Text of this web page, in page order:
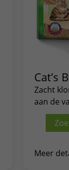
Cat’s
Zacht
aan de
Meer